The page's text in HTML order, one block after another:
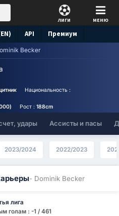
ЛИГИ МЕНЮ
API Премиум
Becker
Национальность :
Рост : 188cm
удары Ассисты и пасы
2023/2024 2022/2023
- Dominik Becker
лига
голам : -1 / 461